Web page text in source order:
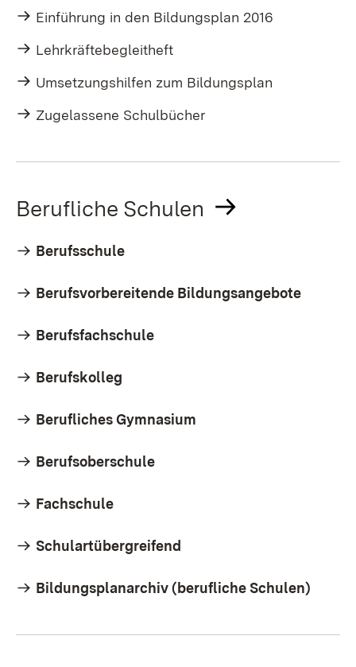
Einführung in den Bildungsplan 2016
Lehrkräftebegleitheft
Umsetzungshilfen zum Bildungsplan
Zugelassene Schulbücher
Berufliche Schulen
Berufsschule
Berufsvorbereitende Bildungsangebote
Berufsfachschule
Berufskolleg
Berufliches Gymnasium
Berufsoberschule
Fachschule
Schulartübergreifend
Bildungsplanarchiv (berufliche Schulen)